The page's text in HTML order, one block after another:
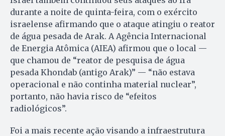
durante a noite de quinta-feira, com o exército
israelense afirmando que o ataque atingiu o reator
de água pesada de Arak. A Agência Internacional
de Energia Atômica (AIEA) afirmou que o local —
que chamou de “reator de pesquisa de água
pesada Khondab (antigo Arak)” — “não estava
operacional e não continha material nuclear”,
portanto, não havia risco de “efeitos
radiológicos”.
Foi a mais recente ação visando a infraestrutura